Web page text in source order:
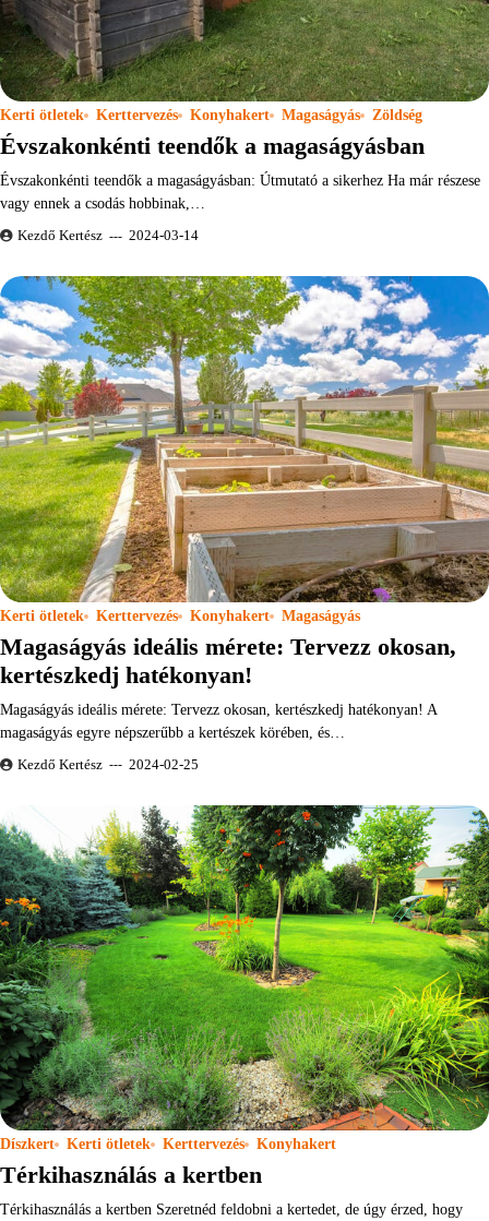
Kerti ötletek Kerttervezés Konyhakert Magaságyás Zöldség
Évszakonkénti teendők a magaságyásban
Évszakonkénti teendők a magaságyásban: Útmutató a sikerhez Ha már részese
vagy ennek a csodás hobbinak,…
Kezdő Kertész 2024-03-14
Kerti ötletek Kerttervezés Konyhakert Magaságyás
Magaságyás ideális mérete: Tervezz okosan,
kertészkedj hatékonyan!
Magaságyás ideális mérete: Tervezz okosan, kertészkedj hatékonyan! A
magaságyás egyre népszerűbb a kertészek körében, és…
Kezdő Kertész 2024-02-25
Díszkert Kerti ötletek Kerttervezés Konyhakert
Térkihasználás a kertben
Térkihasználás a kertben Szeretnéd feldobni a kertedet, de úgy érzed, hogy